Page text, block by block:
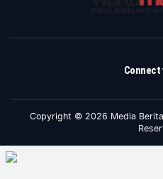
Connect
Copyright © 2026 Media